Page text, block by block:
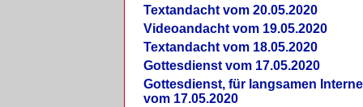
Textandacht vom 20.05.2020
Videoandacht vom 19.05.2020
Textandacht vom 18.05.2020
Gottesdienst vom 17.05.2020
Gottesdienst, für langsamen
vom 17.05.2020